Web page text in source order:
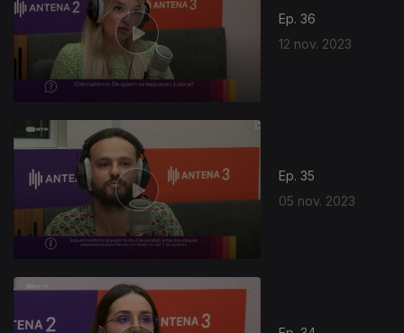
Ep. 36
12 nov. 2023
Ep. 35
05 nov. 2023